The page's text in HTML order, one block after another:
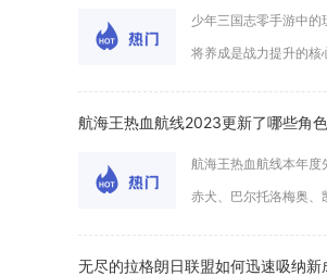
少年三国志零手游中
将养成是战力提升的核
航海王热血航线2023更新了哪些角色
航海王热血航线本年度
赤犬、巴尔托洛梅奥、
无尽的拉格朗日联盟如何迅速吸纳新